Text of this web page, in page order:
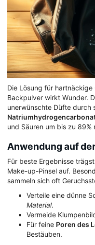
Die Lösung für
Backpulver wirkt Wunder.
unerwünschte Düfte durch
und Säuren um bis zu 89%
Anwendung auf
Für beste Ergebnisse
Make-up-Pinsel auf.
sammeln sich oft
Verteile eine dünne
Material.
Vermeide
Für feine Poren des
Bestäuben.